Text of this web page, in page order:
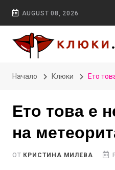
AUGUST 08, 2026
Начало Клюки Ето
Ето това е
на
ОТ КРИСТИНА МИЛЕВА